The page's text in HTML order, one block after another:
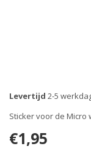
Levertijd 2-5
Sticker voor de
€1,95